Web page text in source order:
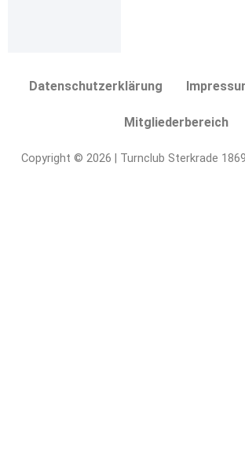
die
verantwortliche
Stelle
erhoben,
Copyright © 2026 | Turnclub Sterkrade
Datenschutzerklärung
Mitgliederbereich